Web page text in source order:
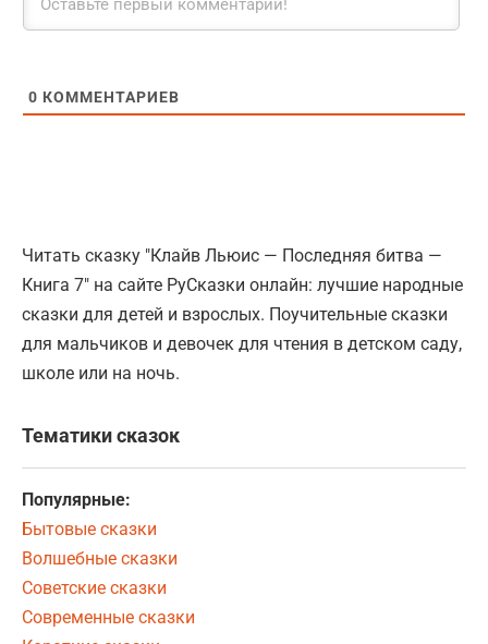
0 КОММЕНТАРИЕВ
Читать сказку "Клайв Льюис — Последняя битва —
Книга 7" на сайте РуСказки онлайн: лучшие народные
сказки для детей и взрослых. Поучительные сказки
для мальчиков и девочек для чтения в детском саду,
школе или на ночь.
Тематики сказок
Популярные:
Бытовые сказки
Волшебные сказки
Советские сказки
Современные сказки